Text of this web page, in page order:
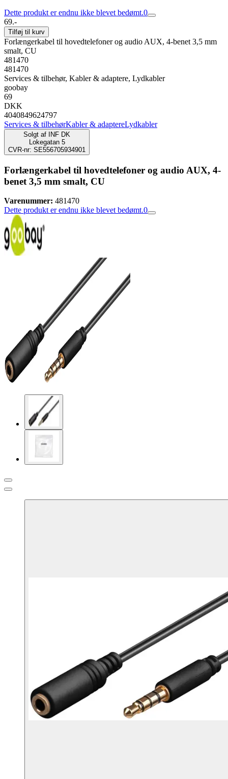
Dette produkt er endnu ikke blevet bedømt.0
69.-
Tilføj til kurv
Forlængerkabel til hovedtelefoner og audio AUX, 4-benet 3,5 mm
smalt, CU
481470
481470
Services & tilbehør, Kabler & adaptere, Lydkabler
goobay
69
DKK
4040849624797
Services & tilbehørKabler & adaptereLydkabler
Solgt af
INF DK
Lokegatan 5
CVR-nr: SE556705934901
Forlængerkabel til hovedtelefoner og audio AUX, 4-
benet 3,5 mm smalt, CU
Varenummer: 481470
Dette produkt er endnu ikke blevet bedømt.0